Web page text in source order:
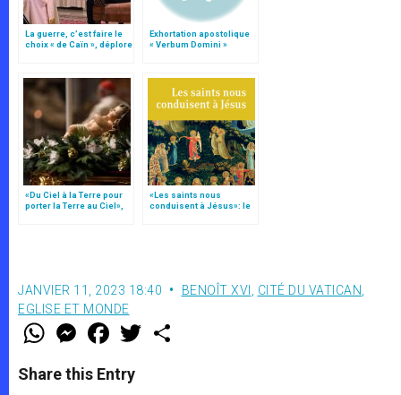
La guerre, c’est faire le
choix « de Caïn », déplore
Exhortation apostolique
« Verbum Domini »
«Du Ciel à la Terre pour
porter la Terre au Ciel»,
«Les saints nous
conduisent à Jésus»: le
JANVIER 11, 2023 18:40 BENOÎT XVI CITÉ DU VATICAN
EGLISE ET MONDE
W
t
s
M
e
s
e
F
a
e
b
w
Share this Entry